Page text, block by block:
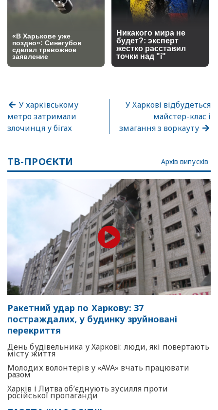
У харківському
метро затримали
злочинця у бігах
У Харкові відбудеться
майстер-клас і
змагання з воркауту
ТВ-ПРОЄКТИ Архів випусків
Ракетний удар по Харкову: 37
постраждалих, у будинку зруйновані
перекриття
День будівельника у Харкові: люди, які повертають
місту життя
Молодих волонтерів у «AVA» вчать працювати
разом
Харків і Литва об’єднують зусилля проти
російської пропаганди